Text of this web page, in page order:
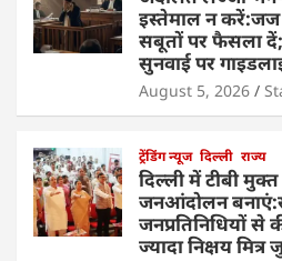
इस्तेमाल न करें:जज
सबूतों पर फैसला
सुनवाई पर
August 5, 2026
ट्रेंडिंग न्यूज दिल्ली राज्य
दिल्ली में टीबी
जनआंदोलन
जनप्रतिनिधियों
ज्यादा निक्षय मित्र